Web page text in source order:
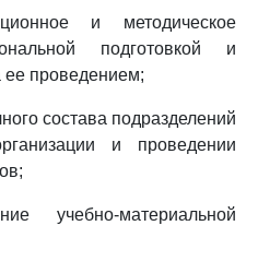
и методическое
подготовкой и
ее проведением;
состава подразделений
и проведении
учебно-материальной